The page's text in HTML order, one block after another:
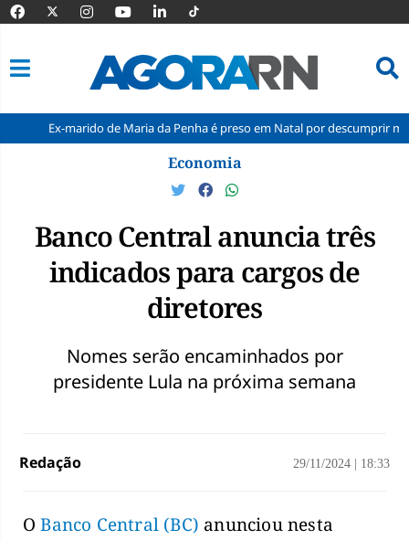
de Maria da Penha é preso em Natal por descumprir medida
Economia
Banco Central anuncia três
indicados para cargos de
diretores
Nomes serão encaminhados por
presidente Lula na próxima semana
Redação 29/11/2024 18:33
OBanco Central (BC) anunciou nesta